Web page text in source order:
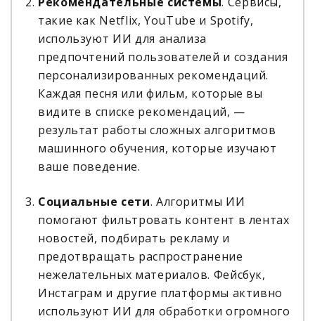
такие как Netflix, YouTube и Spotify,
используют ИИ для анализа
предпочтений пользователей и создания
персонализированных рекомендаций.
Каждая песня или фильм, которые вы
видите в списке рекомендаций, —
результат работы сложных алгоритмов
машинного обучения, которые изучают
ваше поведение.
Социальные сети. Алгоритмы ИИ
помогают фильтровать контент в лентах
новостей, подбирать рекламу и
предотвращать распространение
нежелательных материалов. Фейсбук,
Инстаграм и другие платформы активно
используют ИИ для обработки огромного